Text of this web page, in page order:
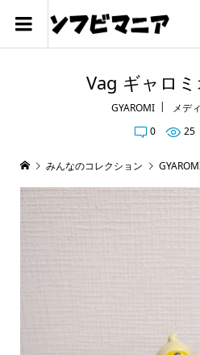
Vag ギャロ
GYAROMI
メデ
0
25
みんなのコレクション